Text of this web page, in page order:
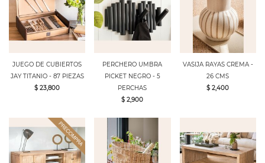
JUEGO DE CUBIERTOS
JAY TITANIO - 87 PIEZAS
$ 23,800
PERCHERO UMBRA
PICKET NEGRO - 5
PERCHAS
$ 2,900
VASIJA RAYAS CREMA -
26 CMS
$ 2,400